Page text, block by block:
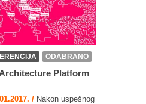
ODABRANO
Platform
/ Nakon uspešnog